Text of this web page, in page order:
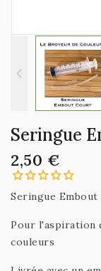
Seringue
2,50 €
Seringue
Pour l'aspiration
couleurs